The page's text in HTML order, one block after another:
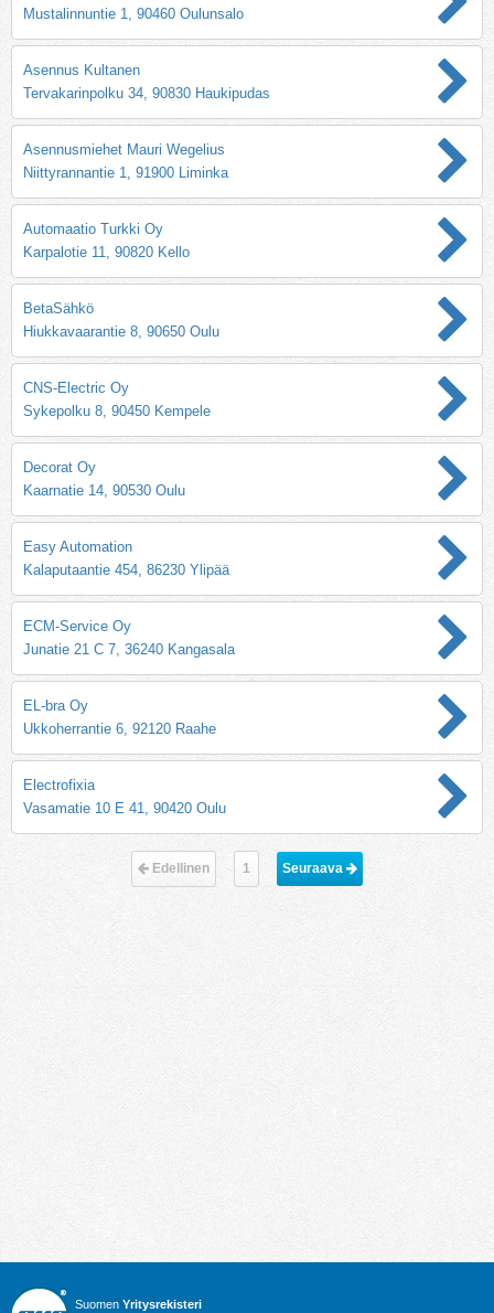
Mustalinnuntie 1, 90460 Oulunsalo
Asennus Kultanen
Tervakarinpolku 34, 90830 Haukipudas
Asennusmiehet Mauri Wegelius
Niittyrannantie 1, 91900 Liminka
Automaatio Turkki Oy
Karpalotie 11, 90820 Kello
BetaSähkö
Hiukkavaarantie 8, 90650 Oulu
CNS-Electric Oy
Sykepolku 8, 90450 Kempele
Decorat Oy
Kaarnatie 14, 90530 Oulu
Easy Automation
Kalaputaantie 454, 86230 Ylipää
ECM-Service Oy
Junatie 21 C 7, 36240 Kangasala
EL-bra Oy
Ukkoherrantie 6, 92120 Raahe
Electrofixia
Vasamatie 10 E 41, 90420 Oulu
Edellinen 1 Seuraava
Suomen Yritysrekisteri